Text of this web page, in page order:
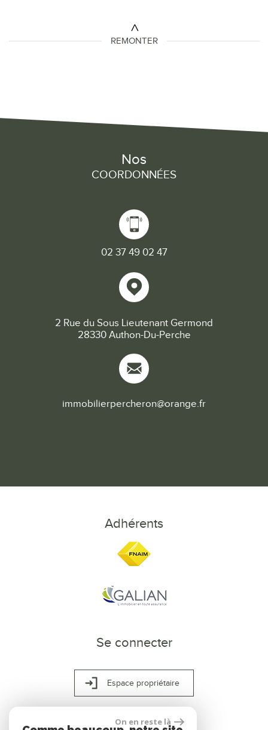
REMONTER
Nos
COORDONNÉES
02 37 49 02 47
2 Rue du Sous Lieutenant Germond
28330 Authon-Du-Perche
immobilierpercheron@orange.fr
Adhérents
Se connecter
Espace propriétaire
On en reste là